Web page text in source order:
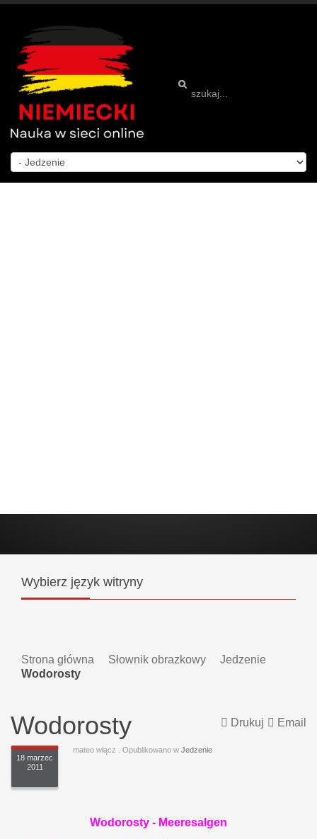
Wybierz język witryny
Strona główna Słownik obrazkowy
Jedzenie
Wodorosty
Email
Drukuj
Wodorosty
mateo włącz
18 marzec
2011
. Opublikowano w Jedzenie
Wodorosty - Meeresalgen